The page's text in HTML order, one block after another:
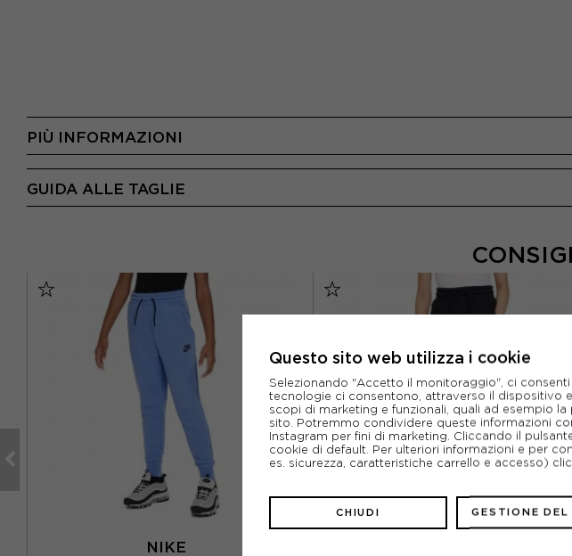
PIÙ INFORMAZIONI
GUIDA ALLE TAGLIE
NIKE
Questo sito web utilizza i cookie
Selezionando "Accetto il monitoraggio", ci
tecnologie ci consentono, attraverso il dispositivo
scopi di marketing e funzionali, quali ad esempio
sito. Potremmo condividere queste informazioni
Instagram per fini di marketing. Cliccando il
cookie di default. Per ulteriori informazioni e per
es. sicurezza, caratteristiche carrello e accesso)
CHIUDI GESTIONE